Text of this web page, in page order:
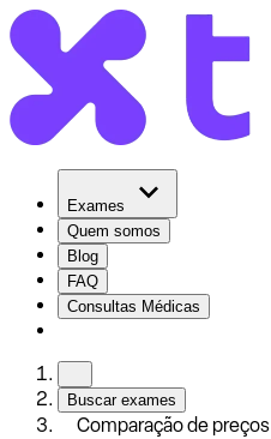
Exames
Quem somos
Blog
FAQ
Consultas Médicas
Buscar exames
Comparação de preços